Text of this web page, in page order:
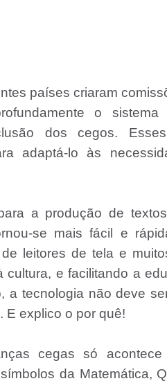
países criaram
o
dos cegos.
adaptá-lo às
a produção de
se mais fácil e
leitores de tela e
e facilitando a
a tecnologia não deve
E explico o por quê!
cegas só
da Matemática,